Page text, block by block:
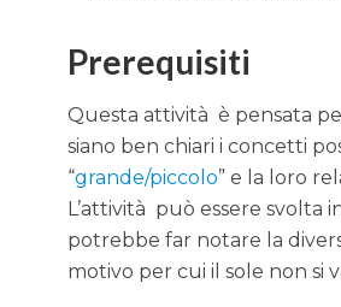
Prerequisiti
Questa attività è pensata
siano ben chiari i concetti
“grande/piccolo” e la loro
L’attività può essere svolta
potrebbe far notare la
motivo per cui il sole non si